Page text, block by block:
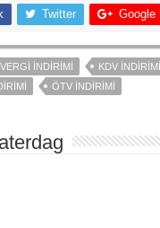
Twitter Google
İNDIRIMI KDV İNDIRIMI
ÖTV İNDIRIMI